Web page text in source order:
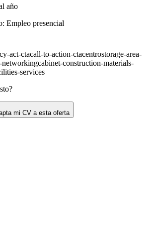
año
Empleo presencial
act-ctacall-to-action-ctacentrostorage-area-
networkingcabinet-construction-materials-
services
mi CV a esta oferta